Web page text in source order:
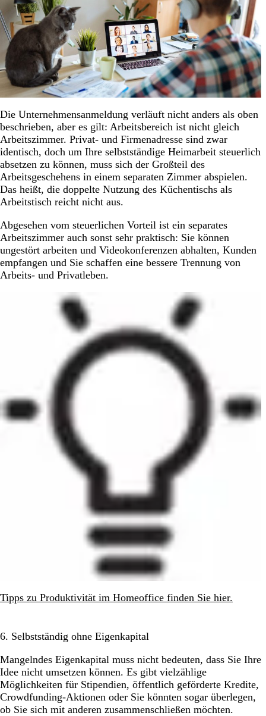
Die Unternehmensanmeldung verläuft nicht anders als oben
beschrieben, aber es gilt: Arbeitsbereich ist nicht gleich
Arbeitszimmer. Privat- und Firmenadresse sind zwar
identisch, doch um Ihre selbstständige Heimarbeit steuerlich
absetzen zu können, muss sich der Großteil des
Arbeitsgeschehens in einem separaten Zimmer abspielen.
Das heißt, die doppelte Nutzung des Küchentischs als
Arbeitstisch reicht nicht aus.
Abgesehen vom steuerlichen Vorteil ist ein separates
Arbeitszimmer auch sonst sehr praktisch: Sie können
ungestört arbeiten und Videokonferenzen abhalten, Kunden
empfangen und Sie schaffen eine bessere Trennung von
Arbeits- und Privatleben.
Tipps zu Produktivität im Homeoffice finden Sie hier.
6. Selbstständig ohne Eigenkapital
Mangelndes Eigenkapital muss nicht bedeuten, dass Sie Ihre
Idee nicht umsetzen können. Es gibt vielzählige
Möglichkeiten für Stipendien, öffentlich geförderte Kredite,
Crowdfunding-Aktionen oder Sie könnten sogar überlegen,
ob Sie sich mit anderen zusammenschließen möchten.